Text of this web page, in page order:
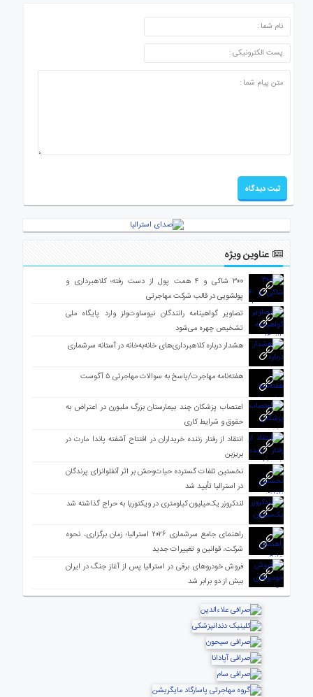
ارسال دیدگاه
عناوین ویژه
۳۰۰ شاکی و ۴ همت پول از دست رفته؛ کلاهبرداری و
پولشویی در قالب شرکت مهاجرتی
تصاویر گواهینامه رانندگان نیوساوت‌ولز وارد پایگاه ملی
تشخیص چهره می‌شود
هشدار درباره کلاهبرداری‌های خانه‌به‌خانه در آستانه سرشماری
هفته‌نامه مهاجرت/پاسخ به سوالات مهاجرتی ۵ آگوست
اعتصاب پزشکان چند بیمارستان بزرگ ملبورن در اعتراض به
حقوق و شرایط کاری
انتقاد از رفتار زننده خریداران در افتتاح آشفته پاندا مارت در
بریزبن
نخستین تلفات گسترده حیات‌وحش بر اثر آنفلوانزای پرندگان
در استرالیا تأیید شد
لندکروزر یک‌میلیون کیلومتری در ویکتوریا به حراج گذاشته شد
راهنمای جامع سرشماری ۲۰۲۶ استرالیا؛ زمان برگزاری، نحوه
شرکت، قوانین و تغییرات جدید
فروش خودروهای برقی در استرالیا پس از آغاز جنگ در ایران
بیش از دو برابر شد